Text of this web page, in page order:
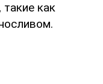
как